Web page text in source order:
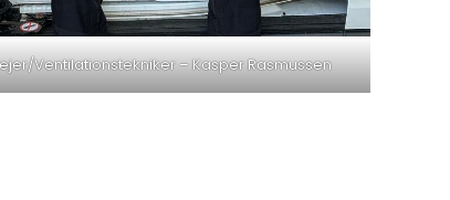
Ventilationstekniker – Kasper Rasmussen